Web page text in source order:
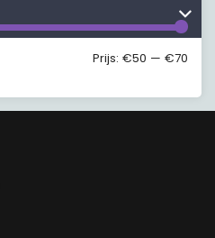
Prijs: €50 — €70